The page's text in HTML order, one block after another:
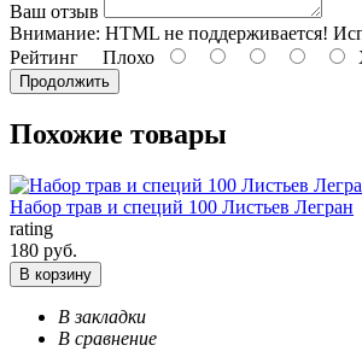
Ваш отзыв
Внимание: HTML не поддерживается!
Рейтинг Плохо
Продолжить
Похожие товары
Набор трав и специй 100 Листьев Легран
rating
180 руб.
В корзину
В закладки
В сравнение